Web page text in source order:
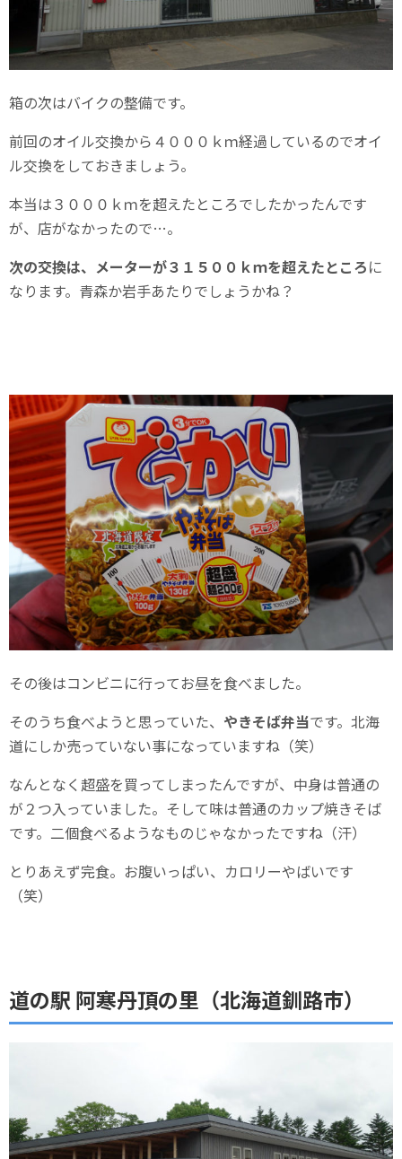
箱の次はバイクの整備です。
前回のオイル交換から４０００ｋｍ経過しているのでオイ
ル交換をしておきましょう。
本当は３０００ｋｍを超えたところでしたかったんです
が、店がなかったので…。
次の交換は、メーターが３１５００ｋｍを超えたところに
なります。青森か岩手あたりでしょうかね？
その後はコンビニに行ってお昼を食べました。
そのうち食べようと思っていた、 やきそば弁当です。北海
道にしか売っていない事になっていますね（笑）
なんとなく超盛を買ってしまったんですが、中身は普通の
が２つ入っていました。そして味は普通のカップ焼きそば
です。二個食べるようなものじゃなかったですね（汗）
とりあえず完食。お腹いっぱい、カロリーやばいです
（笑）
道の駅 阿寒丹頂の里（北海道釧路市）